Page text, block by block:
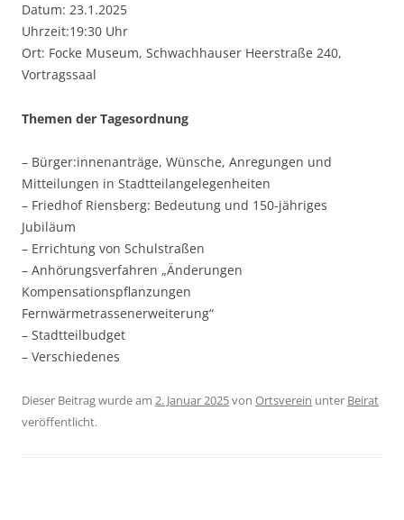
Datum: 23.1.2025
Uhrzeit:19:30 Uhr
Ort: Focke Museum, Schwachhauser Heerstraße 240,
Vortragssaal
Themen der Tagesordnung
– Bürger:innenanträge, Wünsche, Anregungen und
Mitteilungen in Stadtteilangelegenheiten
– Friedhof Riensberg: Bedeutung und 150-jähriges
Jubiläum
– Errichtung von Schulstraßen
– Anhörungsverfahren „Änderungen
Kompensationspflanzungen
Fernwärmetrassenerweiterung“
– Stadtteilbudget
– Verschiedenes
Dieser Beitrag wurde am 2. Januar 2025von Ortsverein unter Beirat
veröffentlicht.